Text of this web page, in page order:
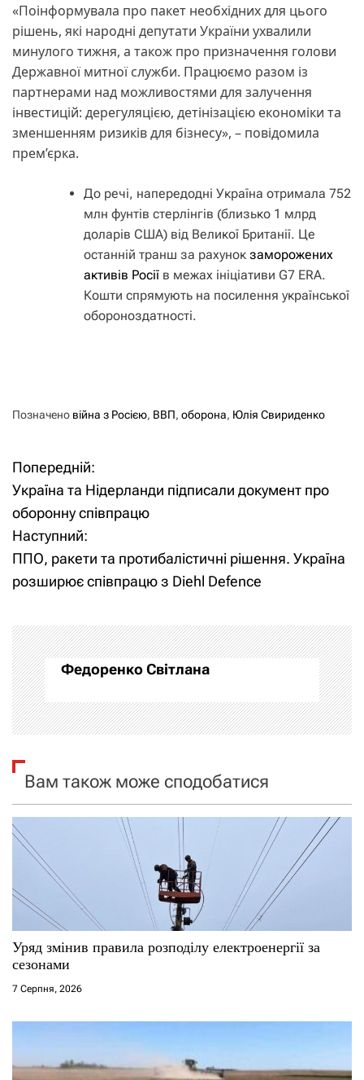
«Поінформувала про пакет необхідних для цього
рішень, які народні депутати України ухвалили
минулого тижня, а також про призначення голови
Державної митної служби. Працюємо разом із
партнерами над можливостями для залучення
інвестицій: дерегуляцією, детінізацією економіки та
зменшенням ризиків для бізнесу», – повідомила
прем’єрка.
До речі, напередодні Україна отримала 752
млн фунтів стерлінгів (близько 1 млрд
доларів США) від Великої Британії. Це
останній транш за рахунок заморожених
активів Росії в межах ініціативи G7 ERA.
Кошти спрямують на посилення української
обороноздатності.
Позначено війна з Росією, ВВП, оборона, Юлія Свириденко
Н
а
в
і
а
ц
і
а
и
с
і
в
Попередній:
Україна та Нідерланди підписали документ про
оборонну співпрацю
Наступний:
ППО, ракети та протибалістичні рішення. Україна
розширює співпрацю з Diehl Defence
Федоренко Світлана
Вам також може сподобатися
Уряд змінив правила розподілу електроенергії за
сезонами
7 Серпня, 2026